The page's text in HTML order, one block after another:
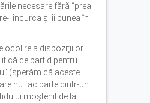
necesare fără “prea
i încurca şi îi punea în
ocolire a dispoziţiilor
de partid pentru
(sperăm că aceste
nu fac parte dintr-un
moştenit de la